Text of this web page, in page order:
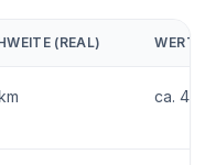
(REAL)
ca. 40